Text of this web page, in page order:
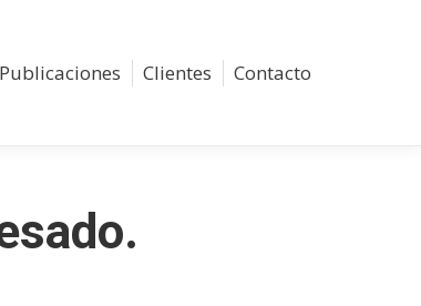
Publicaciones Clientes Contacto